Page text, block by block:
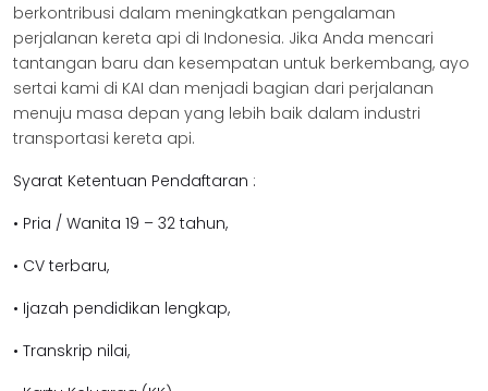
berkontribusi dalam meningkatkan pengalaman
perjalanan kereta api di Indonesia. Jika Anda mencari
tantangan baru dan kesempatan untuk berkembang, ayo
sertai kami di KAI dan menjadi bagian dari perjalanan
menuju masa depan yang lebih baik dalam industri
transportasi kereta api.
Syarat Ketentuan Pendaftaran :
• Pria / Wanita 19 – 32 tahun,
• CV terbaru,
• Ijazah pendidikan lengkap,
• Transkrip nilai,